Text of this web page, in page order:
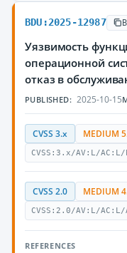
BDU:2025-12987
Уязвимость
операционной
отказ в
PUBLISHED: 2025-10-15
CVSS 3.x MEDIUM
CVSS:3.x/AV:L/
CVSS 2.0 MEDIUM
CVSS:2.0/AV:L/
REFERENCES